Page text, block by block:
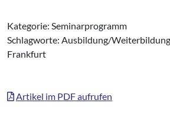
Kategorie: Seminarprogramm
Schlagworte: Ausbildung/
Frankfurt
Artikel im PDF aufrufen